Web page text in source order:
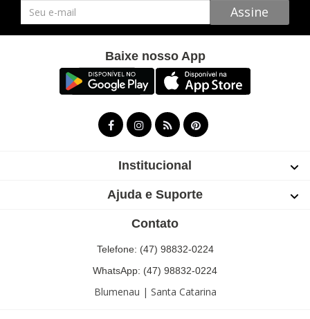
Newsletter Assine
Baixe nosso App
Institucional
Ajuda e Suporte
Contato
Telefone: (47) 98832-0224
WhatsApp: (47) 98832-0224
Blumenau | Santa Catarina